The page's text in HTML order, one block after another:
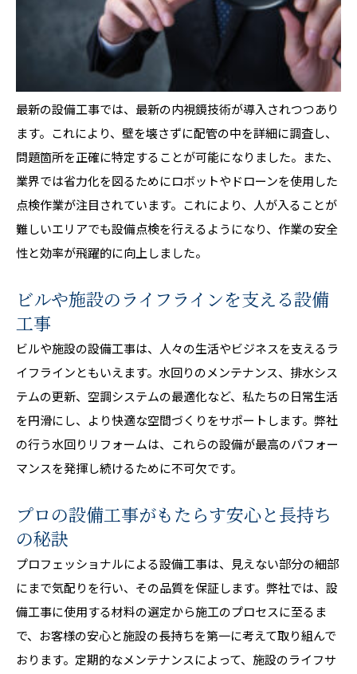
最新の設備工事では、最新の内視鏡技術が導入されつつあり
ます。これにより、壁を壊さずに配管の中を詳細に調査し、
問題箇所を正確に特定することが可能になりました。また、
業界では省力化を図るためにロボットやドローンを使用した
点検作業が注目されています。これにより、人が入ることが
難しいエリアでも設備点検を行えるようになり、作業の安全
性と効率が飛躍的に向上しました。
ビルや施設のライフラインを支える設備
工事
ビルや施設の設備工事は、人々の生活やビジネスを支えるラ
イフラインともいえます。水回りのメンテナンス、排水シス
テムの更新、空調システムの最適化など、私たちの日常生活
を円滑にし、より快適な空間づくりをサポートします。弊社
の行う水回りリフォームは、これらの設備が最高のパフォー
マンスを発揮し続けるために不可欠です。
プロの設備工事がもたらす安心と長持ち
の秘訣
プロフェッショナルによる設備工事は、見えない部分の細部
にまで気配りを行い、その品質を保証します。弊社では、設
備工事に使用する材料の選定から施工のプロセスに至るま
で、お客様の安心と施設の長持ちを第一に考えて取り組んで
おります。定期的なメンテナンスによって、施設のライフサ